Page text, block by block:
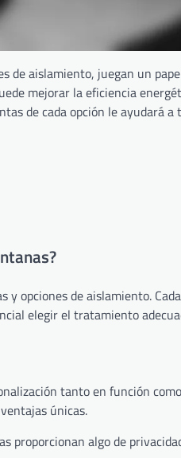
de aislamiento, juegan un
mejorar la eficiencia
de cada opción le ayudará
opciones de aislamiento.
elegir el tratamiento
tanto en función
únicas.
proporcionan algo de